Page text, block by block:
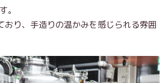
。
おり、手造りの温かみを感じられる雰囲